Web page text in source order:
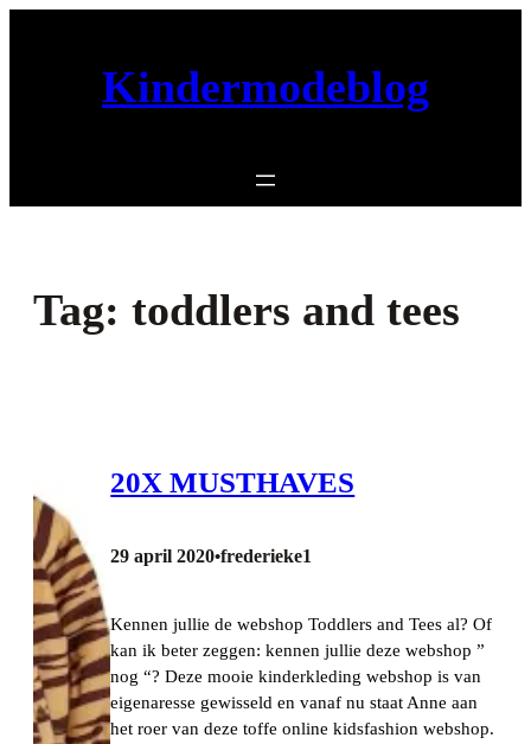
Kindermodeblog
Tag: toddlers and tees
20X MUSTHAVES
29 april 2020•frederieke1
Kennen jullie de webshop Toddlers and Tees al? Of
kan ik beter zeggen: kennen jullie deze webshop ”
nog “? Deze mooie kinderkleding webshop is van
eigenaresse gewisseld en vanaf nu staat Anne aan
het roer van deze toffe online kidsfashion webshop.